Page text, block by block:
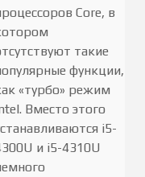
Core, в
такие
функции,
«турбо» режим
Вместо этого
i5-
и i5-4310U